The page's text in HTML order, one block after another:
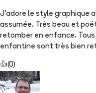
J'adore le style graphique
assumée. Très beau et
retomber en enfance.
enfantine sont très bien
👍(0)